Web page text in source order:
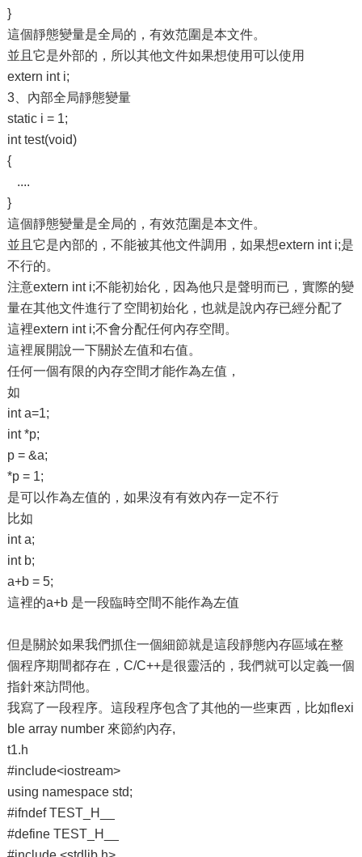
}
這個靜態變量是全局的，有效范圍是本文件。
並且它是外部的，所以其他文件如果想使用可以使用
extern int i;
3、內部全局靜態變量
static i = 1;
int test(void)
{
....
}
這個靜態變量是全局的，有效范圍是本文件。
並且它是內部的，不能被其他文件調用，如果想extern int i;是
不行的。
注意extern int i;不能初始化，因為他只是聲明而已，實際的變
量在其他文件進行了空間初始化，也就是說內存已經分配了
這裡extern int i;不會分配任何內存空間。
這裡展開說一下關於左值和右值。
任何一個有限的內存空間才能作為左值，
如
int a=1;
int *p;
p = &a;
*p = 1;
是可以作為左值的，如果沒有有效內存一定不行
比如
int a;
int b;
a+b = 5;
這裡的a+b 是一段臨時空間不能作為左值
但是關於如果我們抓住一個細節就是這段靜態內存區域在整
個程序期間都存在，C/C++是很靈活的，我們就可以定義一個
指針來訪問他。
我寫了一段程序。這段程序包含了其他的一些東西，比如flexi
ble array number 來節約內存,
t1.h
#include<iostream>
using namespace std;
#ifndef TEST_H__
#define TEST_H__